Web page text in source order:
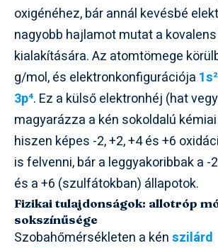
oxigénéhez, bár annál kevésbé
nagyobb hajlamot mutat a
kialakítására. Az atomtömege
g/mol, és elektronkonfigurációja
3p⁴. Ez a külső elektronhéj (hat
magyarázza a kén sokoldalú
hiszen képes -2, +2, +4 és +6
is felvenni, bár a leggyakoribbak a
és a +6 (szulfátokban) állapotok.
Fizikai tulajdonságok: allotróp
sokszínűsége
Szobahőmérsékleten a kénszilárd